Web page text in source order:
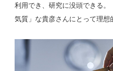
利用でき、研究に没頭できる
気質」な貴彦さんにとって理想